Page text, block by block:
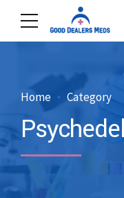
Home Category